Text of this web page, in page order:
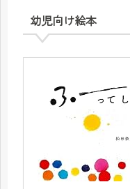
幼児向け絵本